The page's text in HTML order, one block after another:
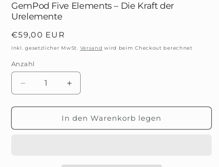
GemPod Five Elements – Die Kraft der
Urelemente
Normaler
Preis
€59,00 EUR
Inkl. gesetzlicher MwSt. Versand wird beim Checkout berechnet
Anzahl
Anzahl
Verringere
die
Menge
GemPod
Erhöhe
die
Menge
für
GemPod
In den Warenkorb legen